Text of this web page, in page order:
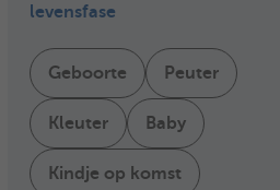
levensfase
Geboorte Peuter
Kleuter Baby
Kindje op komst